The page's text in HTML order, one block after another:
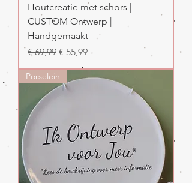
Houtcreatie met schors |
CUSTOM Ontwerp |
Handgemaakt
Normale prijs
€ 69,99 Verkoopprijs
€ 55,99
Porselein